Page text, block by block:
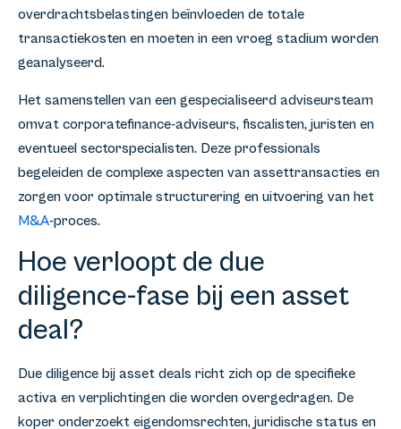
overdrachtsbelastingen beïnvloeden de totale
transactiekosten en moeten in een vroeg stadium worden
geanalyseerd.
Het samenstellen van een gespecialiseerd adviseursteam
omvat corporatefinance-adviseurs, fiscalisten, juristen en
eventueel sectorspecialisten. Deze professionals
begeleiden de complexe aspecten van assettransacties en
zorgen voor optimale structurering en uitvoering van het
M&A-proces.
Hoe verloopt de due
diligence-fase bij een asset
deal?
Due diligence bij asset deals richt zich op de specifieke
activa en verplichtingen die worden overgedragen. De
koper onderzoekt eigendomsrechten, juridische status en